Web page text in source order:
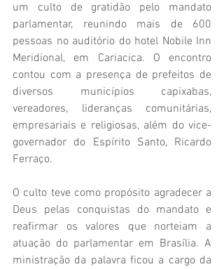
um culto de gratidão pelo mandato
parlamentar, reunindo mais de 600
pessoas no auditório do hotel Nobile Inn
Meridional, em Cariacica. O encontro
contou com a presença de prefeitos de
diversos municípios capixabas,
vereadores, lideranças comunitárias,
empresariais e religiosas, além do vice-
governador do Espírito Santo, Ricardo
Ferraço.
O culto teve como propósito agradecer a
Deus pelas conquistas do mandato e
reafirmar os valores que norteiam a
atuação do parlamentar em Brasília. A
ministração da palavra ficou a cargo da